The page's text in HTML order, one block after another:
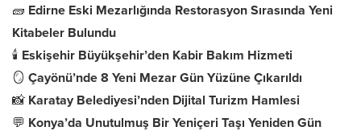
🧱 Edirne Eski Mezarlığında Restorasyon Sırasında Yeni
Kitabeler Bulundu
🕯️ Eskişehir Büyükşehir’den Kabir Bakım Hizmeti
🪞 Çayönü’nde 8 Yeni Mezar Gün Yüzüne Çıkarıldı
📸 Karatay Belediyesi’nden Dijital Turizm Hamlesi
💬 Konya’da Unutulmuş Bir Yeniçeri Taşı Yeniden Gün